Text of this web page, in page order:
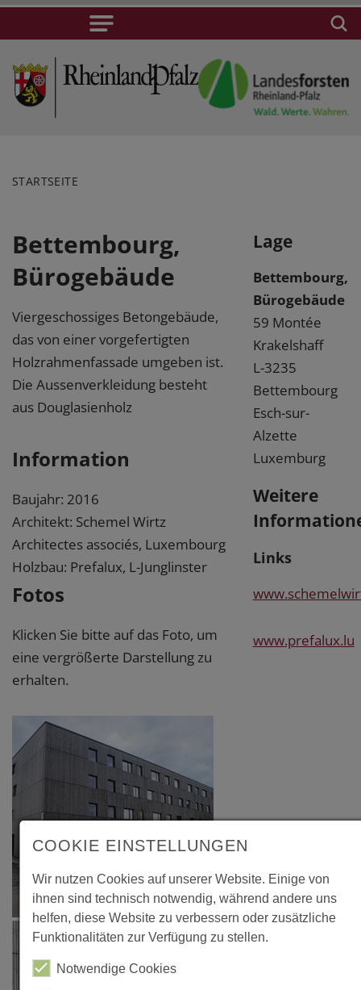
STARTSEITE
Bettembourg,
Bürogebäude
Viergeschossiges Betongebäude,
das von einer vorgefertigten
Holzrahmenfassade umgeben ist.
Die Aussenverkleidung besteht
aus Douglasienholz
Information
Baujahr: 2016
Architekt: Schemel Wirtz
Architectes associés, Luxembourg
Holzbau: Prefalux, L-Junglinster
Fotos
Klicken Sie bitte auf das Foto, um
eine vergrößerte Darstellung zu
erhalten.
Lage
Bettembourg,
Bürogebäude
59 Montée
Krakelshaff
L-3235
Bettembourg
Esch-sur-
Alzette
Luxemburg
Weitere
Links
www.prefalux.lu
COOKIE EINSTELLUNGEN
Wir nutzen Cookies auf unserer Website. Einige von
ihnen sind technisch notwendig, während andere uns
helfen, diese Website zu verbessern oder zusätzliche
Funktionalitäten zur Verfügung zu stellen.
Notwendige Cookies